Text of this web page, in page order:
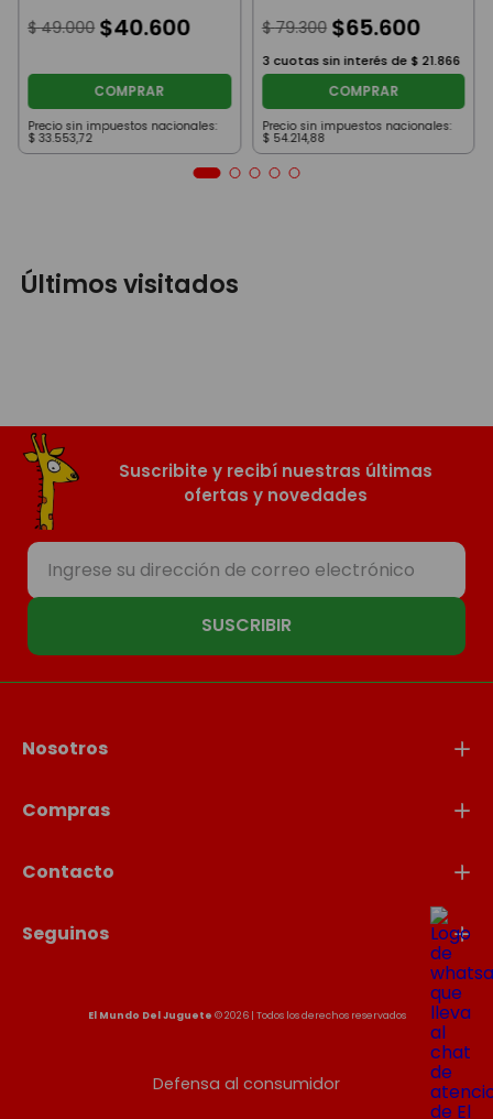
$ 49.000 $40.600
COMPRAR
Precio sin impuestos nacionales:
$ 33.553,72
Seleccionador 124
Piezas
$ 79.300 $65.600
3 cuotas sin interés de $ 21.866
COMPRAR
Precio sin impuestos nacionales:
$ 54.214,88
Últimos visitados
Suscribite y recibí nuestras últimas
ofertas y novedades
SUSCRIBIR
Nosotros
Compras
Contacto
Seguinos
El Mundo Del Juguete © 2026 | Todos los derechos reservados
Defensa al consumidor